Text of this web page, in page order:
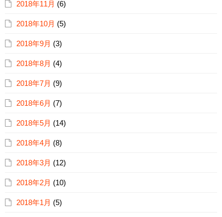
2018年11月 (6)
2018年10月 (5)
2018年9月 (3)
2018年8月 (4)
2018年7月 (9)
2018年6月 (7)
2018年5月 (14)
2018年4月 (8)
2018年3月 (12)
2018年2月 (10)
2018年1月 (5)